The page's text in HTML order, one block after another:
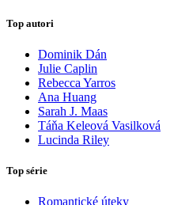
Top autori
Dominik Dán
Julie Caplin
Rebecca Yarros
Ana Huang
Sarah J. Maas
Táňa Keleová Vasilková
Lucinda Riley
Top série
Romantické úteky